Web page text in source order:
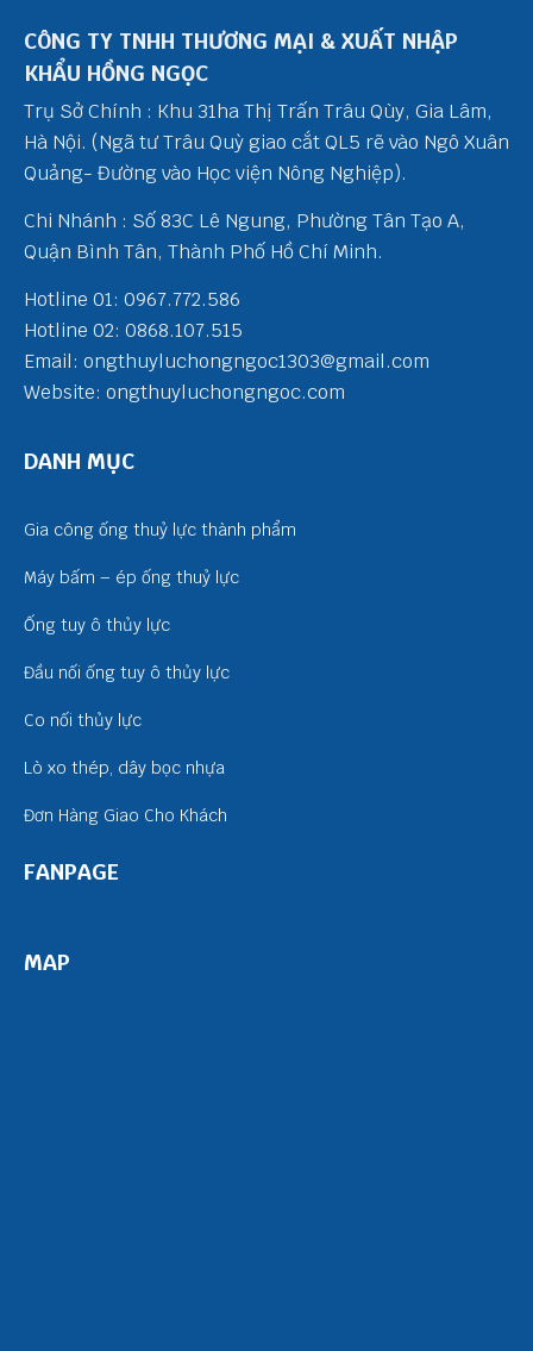
CÔNG TY TNHH THƯƠNG MẠI & XUẤT NHẬP
KHẨU HỒNG NGỌC
Trụ Sở Chính : Khu 31ha Thị Trấn Trâu Qùy, Gia Lâm,
Hà Nội. (Ngã tư Trâu Quỳ giao cắt QL5 rẽ vào Ngô Xuân
Quảng- Đường vào Học viện Nông Nghiệp).
Chi Nhánh : Số 83C Lê Ngung, Phường Tân Tạo A,
Quận Bình Tân, Thành Phố Hồ Chí Minh.
Hotline 01: 0967.772.586
Hotline 02: 0868.107.515
Email: ongthuyluchongngoc1303@gmail.com
Website: ongthuyluchongngoc.com
DANH MỤC
Gia công ống thuỷ lực thành phẩm
Máy bấm – ép ống thuỷ lực
Ống tuy ô thủy lực
Đầu nối ống tuy ô thủy lực
Co nối thủy lực
Lò xo thép, dây bọc nhựa
Đơn Hàng Giao Cho Khách
FANPAGE
MAP